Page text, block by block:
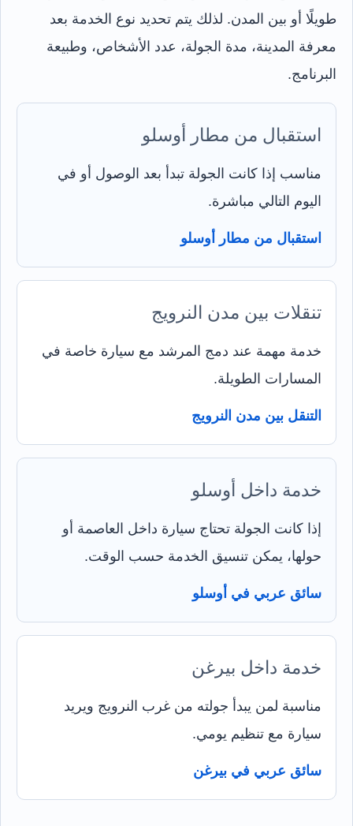
طويلًا أو بين المدن. لذلك يتم تحديد نوع الخدمة بعد
معرفة المدينة، مدة الجولة، عدد الأشخاص، وطبيعة
البرنامج.
استقبال من مطار أوسلو
مناسب إذا كانت الجولة تبدأ بعد الوصول أو في
اليوم التالي مباشرة.
استقبال من مطار أوسلو
تنقلات بين مدن النرويج
خدمة مهمة عند دمج المرشد مع سيارة خاصة في
المسارات الطويلة.
التنقل بين مدن النرويج
خدمة داخل أوسلو
إذا كانت الجولة تحتاج سيارة داخل العاصمة أو
حولها، يمكن تنسيق الخدمة حسب الوقت.
سائق عربي في أوسلو
خدمة داخل بيرغن
مناسبة لمن يبدأ جولته من غرب النرويج ويريد
سيارة مع تنظيم يومي.
سائق عربي في بيرغن